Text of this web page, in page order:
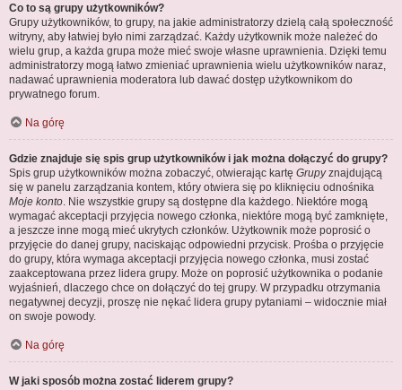
Co to są grupy użytkowników?
Grupy użytkowników, to grupy, na jakie administratorzy dzielą całą społeczność
witryny, aby łatwiej było nimi zarządzać. Każdy użytkownik może należeć do
wielu grup, a każda grupa może mieć swoje własne uprawnienia. Dzięki temu
administratorzy mogą łatwo zmieniać uprawnienia wielu użytkowników naraz,
nadawać uprawnienia moderatora lub dawać dostęp użytkownikom do
prywatnego forum.
Na górę
Gdzie znajduje się spis grup użytkowników i jak można dołączyć do grupy?
Spis grup użytkowników można zobaczyć, otwierając kartę Grupyznajdującą
się w panelu zarządzania kontem, który otwiera się po kliknięciu odnośnika
Moje konto . Nie wszystkie grupy są dostępne dla każdego. Niektóre mogą
wymagać akceptacji przyjęcia nowego członka, niektóre mogą być zamknięte,
a jeszcze inne mogą mieć ukrytych członków. Użytkownik może poprosić o
przyjęcie do danej grupy, naciskając odpowiedni przycisk. Prośba o przyjęcie
do grupy, która wymaga akceptacji przyjęcia nowego członka, musi zostać
zaakceptowana przez lidera grupy. Może on poprosić użytkownika o podanie
wyjaśnień, dlaczego chce on dołączyć do tej grupy. W przypadku otrzymania
negatywnej decyzji, proszę nie nękać lidera grupy pytaniami – widocznie miał
on swoje powody.
Na górę
W jaki sposób można zostać liderem grupy?